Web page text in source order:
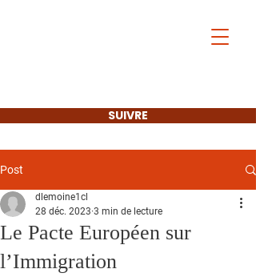
SUIVRE
Post
Le Pacte Européen sur
l’Immigration
dlemoine1cl
28 déc. 2023 3 min de lecture